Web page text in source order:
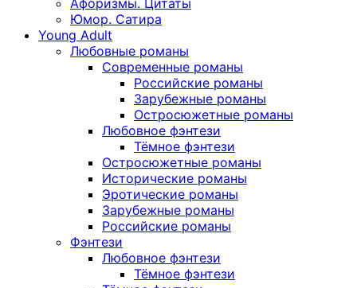
Афоризмы. Цитаты
Юмор. Сатира
Young Adult
Любовные романы
Современные романы
Российские романы
Зарубежные романы
Остросюжетные романы
Любовное фэнтези
Тёмное фэнтези
Остросюжетные романы
Исторические романы
Эротические романы
Зарубежные романы
Российские романы
Фэнтези
Любовное фэнтези
Тёмное фэнтези